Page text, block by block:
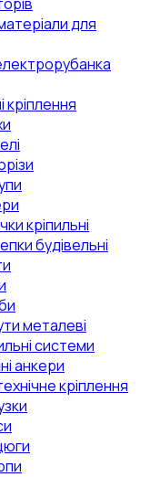
для
кріплення
кріпильні
будівельні
металеві
системи
анкери
кріплення